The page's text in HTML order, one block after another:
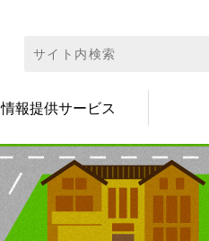
情報提供サービス
索: